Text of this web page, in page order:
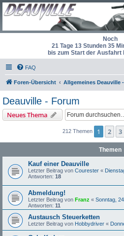
Noch
21 Tage 13 Stunden 35
bis zum Start der Ausfahrt
FAQ
Foren-Übersicht Allgemeines Deauville
Deauville - Forum
Neues Thema
212 Themen 1 2 3
Themen
Kauf einer Deauville
Letzter Beitrag von Courester «
Antworten: 18
Abmeldung!
Letzter Beitrag von Franz « Sonntag,
Antworten: 11
Austausch Steuerketten
Letzter Beitrag von Hobbydriver «